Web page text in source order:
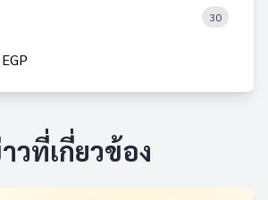
30
วที่เกี่ยวข้อง